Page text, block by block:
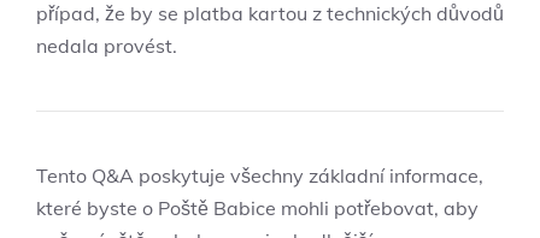
případ, že by se platba kartou z technických důvodů
nedala provést.
Tento Q&A poskytuje všechny základní informace,
které byste o Poště Babice mohli potřebovat, aby